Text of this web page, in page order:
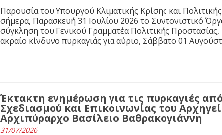
Παρουσία του Υπουργού Κλιματικής Κρίσης και
σήμερα, Παρασκευή 31 Ιουλίου 2026 το Συντονιστικό
σύγκληση του Γενικού Γραμματέα Πολιτικής
ακραίο κίνδυνο πυρκαγιάς για αύριο, Σάββατο 01
Έκτακτη ενημέρωση για τις πυρκαγιές
Σχεδιασμού και Επικοινωνίας του
Αρχιπύραρχο Βασίλειο Βαθρακογιάννη
31/07/2026